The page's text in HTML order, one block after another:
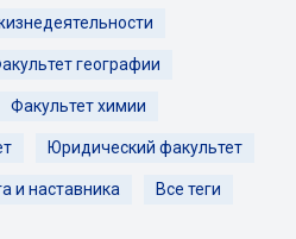
географии
Факультет химии
Юридический факультет
и наставника Все теги